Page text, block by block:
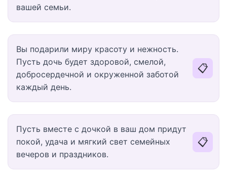
вашей семьи.
Вы подарили миру красоту и нежность.
Пусть дочь будет здоровой, смелой,
добросердечной и окруженной заботой
каждый день.
📋
Пусть вместе с дочкой в ваш дом придут
покой, удача и мягкий свет семейных
вечеров и праздников.
📋